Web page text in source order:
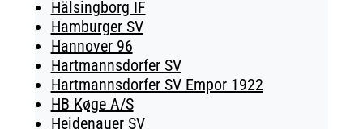
Hälsingborg IF
Hamburger SV
Hannover 96
Hartmannsdorfer SV
Hartmannsdorfer SV Empor 1922
HB Køge A/S
Heidenauer SV